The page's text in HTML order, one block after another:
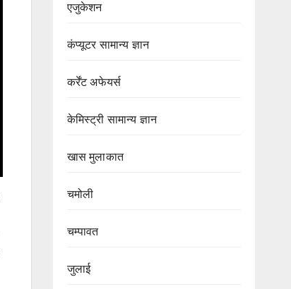
एजुकेशन
कंप्यूटर सामान्य ज्ञान
कर्रेंट अफेयर्स
केमिस्ट्री सामान्य ज्ञान
खास मुलाकात
चमोली
चम्पावत
जुलाई